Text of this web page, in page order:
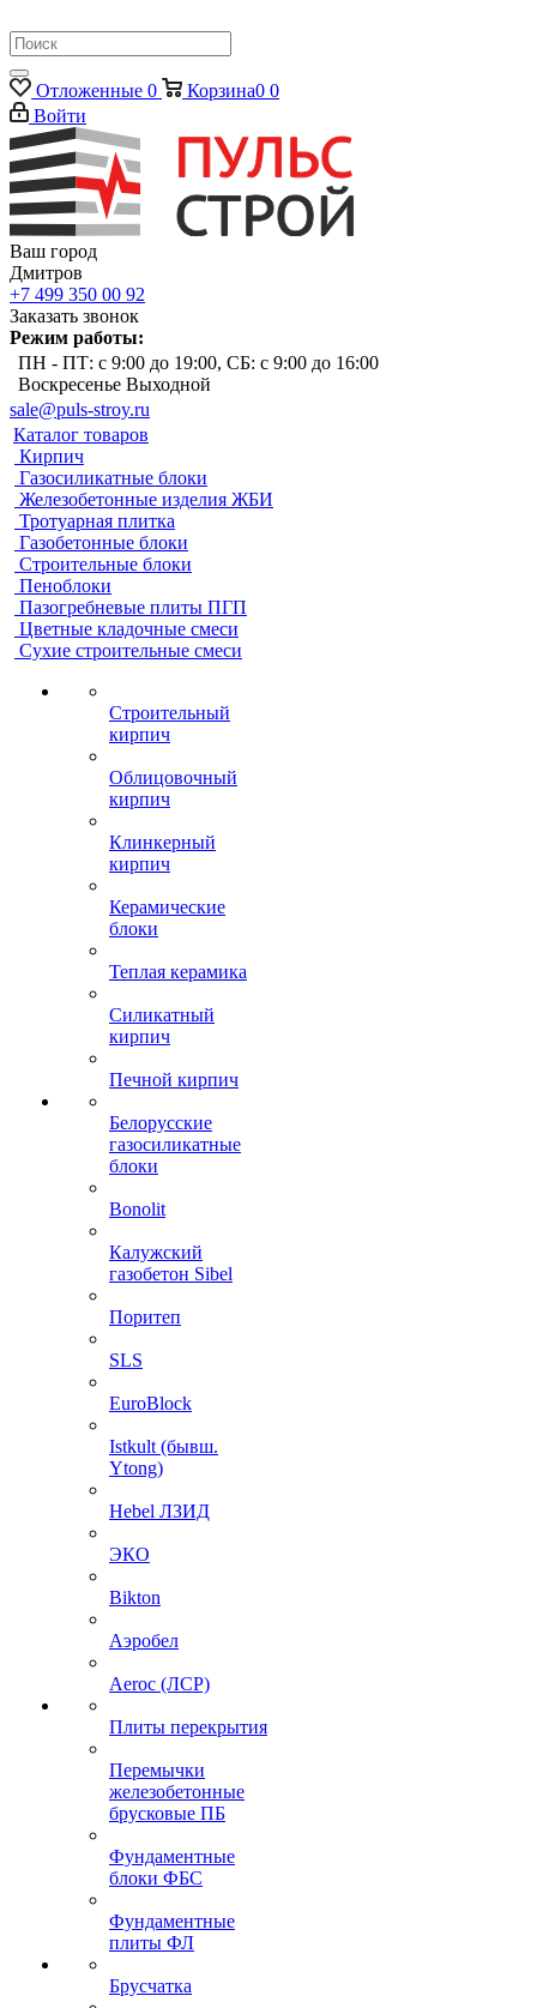
Отложенные 0 Корзина0 0
Войти
Ваш город
Дмитров
+7 499 350 00 92
Заказать звонок
Режим работы:
ПН - ПТ: с 9:00 до 19:00, СБ: с 9:00 до 16:00
Воскресенье Выходной
sale@puls-stroy.ru
Каталог товаров
Кирпич
Газосиликатные блоки
Железобетонные изделия ЖБИ
Тротуарная плитка
Газобетонные блоки
Строительные блоки
Пеноблоки
Пазогребневые плиты ПГП
Цветные кладочные смеси
Сухие строительные смеси
Строительный
кирпич
Облицовочный
кирпич
Клинкерный
кирпич
Керамические
блоки
Теплая керамика
Силикатный
кирпич
Печной кирпич
Белорусские
газосиликатные
блоки
Bonolit
Калужский
газобетон Sibel
Поритеп
SLS
EuroBlock
Istkult (бывш.
Ytong)
Hebel ЛЗИД
ЭКО
Bikton
Аэробел
Aeroc (ЛСР)
Плиты перекрытия
Перемычки
железобетонные
брусковые ПБ
Фундаментные
блоки ФБС
Фундаментные
плиты ФЛ
Брусчатка